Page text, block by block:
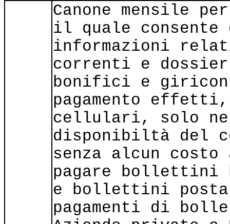
Canone mensile
il quale
informazioni
correnti e
bonifici e
pagamento
cellulari, solo
disponibiltà del
senza alcun
pagare bollettini
e bollettini
pagamenti di